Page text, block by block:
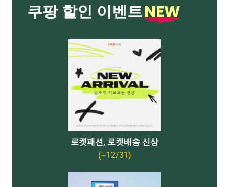
쿠팡 할인 이벤트NEW
로켓패션, 로켓배송 신상
(~12/31)